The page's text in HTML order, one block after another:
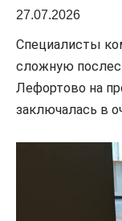
27.07.2026
Специалисты
сложную
Лефортово на
заключалась в